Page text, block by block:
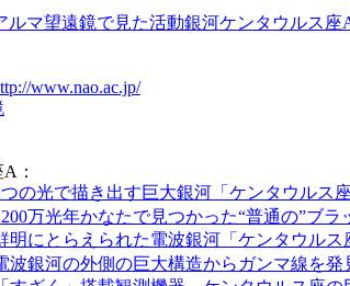
ルマ望遠鏡で見た活動銀河ケンタウルス座
www.nao.ac.jp/
：
つの光で描き出す巨大銀河「ケンタウルス座
万光年かなたで見つかった“普通の”ブラ
明にとらえられた電波銀河「ケンタウルス
波銀河の外側の巨大構造からガンマ線を発